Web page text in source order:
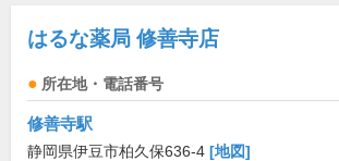
はるな薬局 修善寺店
所在地・電話番号
修善寺駅
静岡県伊豆市柏久保636-4 [地図]